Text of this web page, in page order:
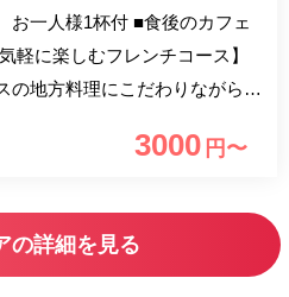
一人様1杯付 ■食後のカフェ
に楽しむフレンチコース】
の地方料理にこだわりながら、
身近に感じながら友達と色々食
もフランスではスタンダードな
ックなものが多いのですが、本
3000 円〜
の詳細を見る